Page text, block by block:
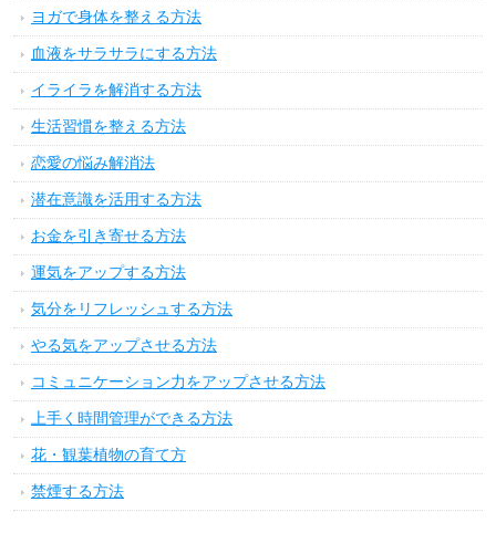
ヨガで身体を整える方法
血液をサラサラにする方法
イライラを解消する方法
生活習慣を整える方法
恋愛の悩み解消法
潜在意識を活用する方法
お金を引き寄せる方法
運気をアップする方法
気分をリフレッシュする方法
やる気をアップさせる方法
コミュニケーション力をアップさせる方法
上手く時間管理ができる方法
花・観葉植物の育て方
禁煙する方法